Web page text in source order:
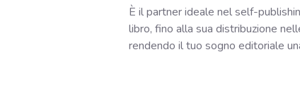
È il partner ideale nel self-
libro, fino alla sua distribuzione
rendendo il tuo sogno editoriale